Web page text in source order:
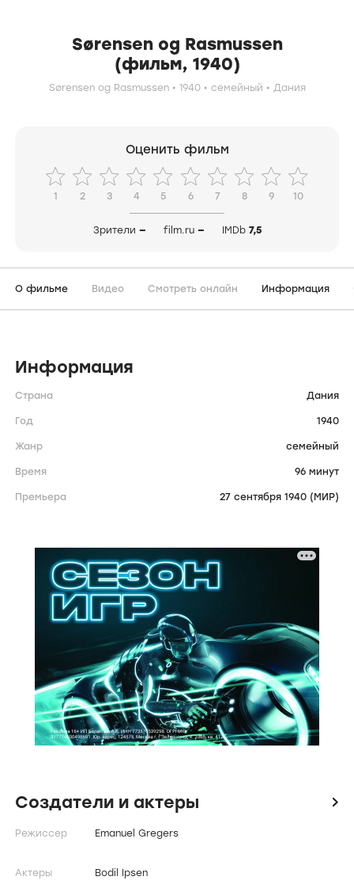
Sørensen og Rasmussen
(фильм, 1940)
Sørensen og Rasmussen 1940 семейный Дания
Оценить фильм
1 2 3 4 5 6 7 8 9 10
Зрители — film.ru — IMDb 7,5
О фильме Видео Смотреть онлайн Информация
Информация
Страна Дания
Год 1940
Жанр семейный
Время 96 минут
Премьера 27 сентября 1940 (МИР)
Создатели и актеры icon
Режиссер Emanuel Gregers
Актеры
Bodil Ipsen